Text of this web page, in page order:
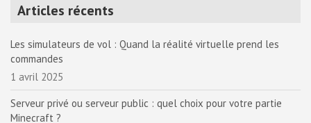
Articles récents
Les simulateurs de vol : Quand la réalité virtuelle prend les
commandes
1 avril 2025
Serveur privé ou serveur public : quel choix pour votre partie
Minecraft ?